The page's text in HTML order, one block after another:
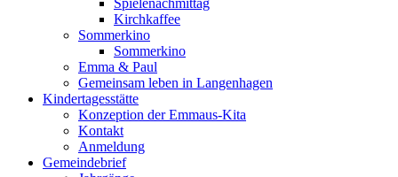
Kirchkaffee
Sommerkino
Sommerkino
Emma & Paul
Gemeinsam leben in Langenhagen
Kindertagesstätte
Konzeption der Emmaus-Kita
Kontakt
Anmeldung
Gemeindebrief